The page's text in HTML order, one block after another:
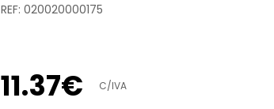
REF: 020020000175
11.37€ C/IVA